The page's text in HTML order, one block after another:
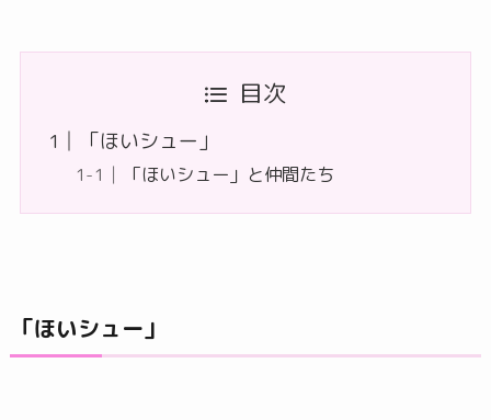
目次
「ほいシュー」
「ほいシュー」と仲間たち
「ほいシュー」